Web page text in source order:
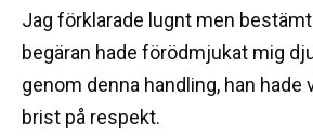
Jag förklarade lugnt men
begäran hade förödmjukat mig
genom denna handling, han hade
brist på respekt.